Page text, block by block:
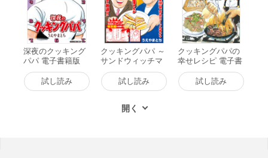
深夜のクッキング
パパ 電子書籍版
試し読み
クッキングパパ ～
サンドウィッチマ
ンセレクション～
電子書籍版
試し読み
クッキングパパの
幸せレシピ 電子書
籍版
試し読み